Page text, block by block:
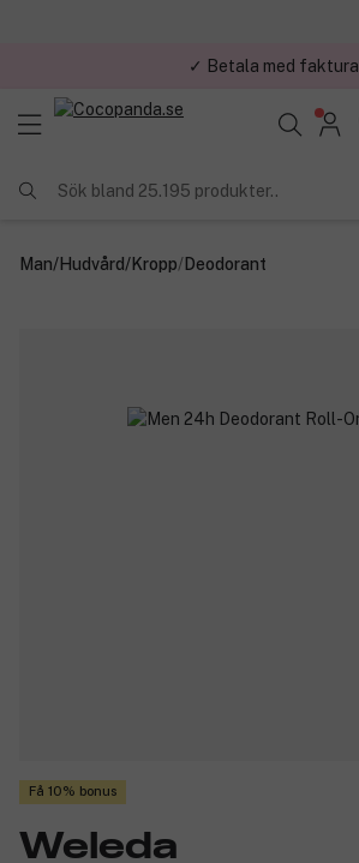
✓ Betala med faktura
Sök bland 25.195 produkter..
Man/Hudvård/Kropp/Deodorant
Få 10% bonus
Weleda